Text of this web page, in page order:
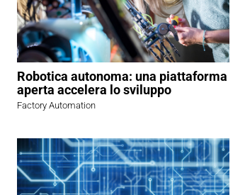
Robotica autonoma: una piattaforma
aperta accelera lo sviluppo
Factory Automation